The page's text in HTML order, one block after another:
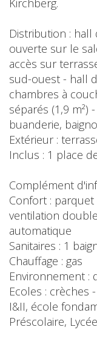
Kirchberg.
Distribution : hall
ouverte sur le
accès sur
sud-ouest - hall
chambres à
séparés (1,9 m²)
buanderie,
Extérieur :
Inclus : 1 place
Complément
Confort : parquet
ventilation
automatique
Sanitaires : 1
Chauffage : gas
Environnement :
Ecoles : crèches
I&II, école
Préscolaire,